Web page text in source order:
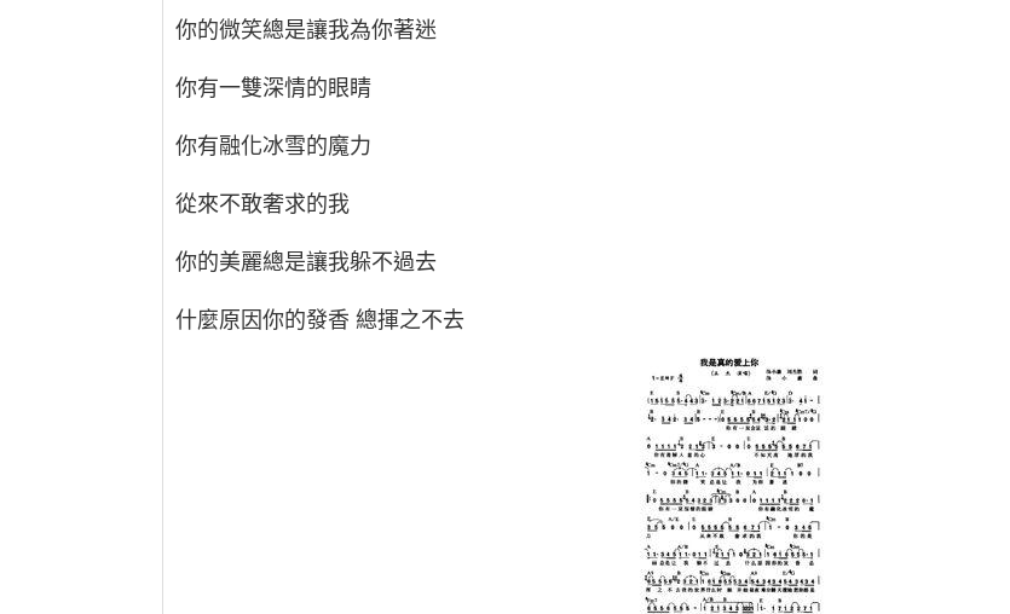
你的微笑總是讓我為你著迷
你有一雙深情的眼睛
你有融化冰雪的魔力
從來不敢奢求的我
你的美麗總是讓我躲不過去
什麼原因你的發香 總揮之不去